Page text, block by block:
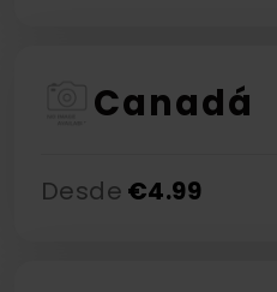
Canadá
Desde €4.99